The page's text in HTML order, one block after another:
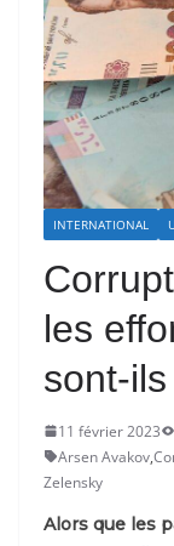
INTERNATIONAL
les
sont-
11 février 2023
Arsen Avakov,
Zelensky
Alors que les